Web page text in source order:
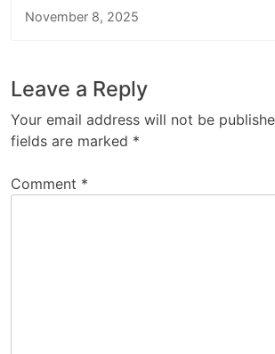
November 8, 2025
Leave a Reply
Your email address will not be
fields are marked *
Comment *